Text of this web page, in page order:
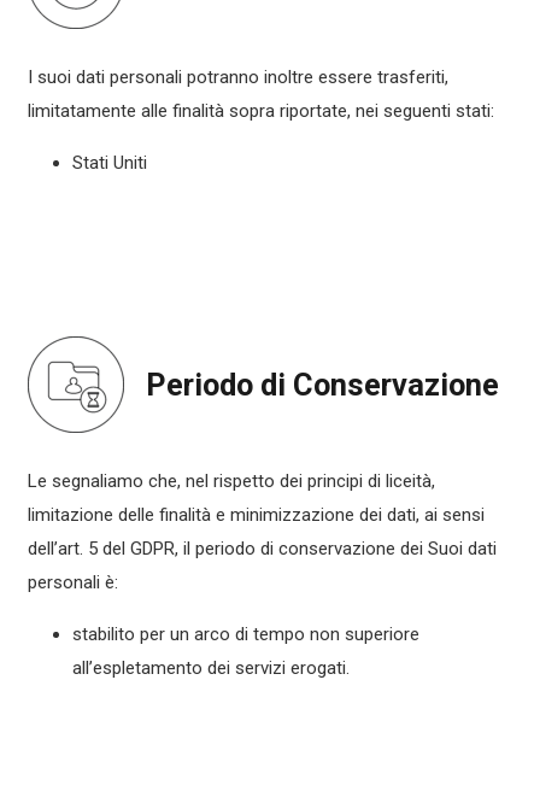
I suoi dati personali potranno inoltre essere trasferiti,
limitatamente alle finalità sopra riportate, nei seguenti stati:
Stati Uniti
Periodo di Conservazione
Le segnaliamo che, nel rispetto dei principi di liceità,
limitazione delle finalità e minimizzazione dei dati, ai sensi
dell’art. 5 del GDPR, il periodo di conservazione dei Suoi dati
personali è:
stabilito per un arco di tempo non superiore
all’espletamento dei servizi erogati.